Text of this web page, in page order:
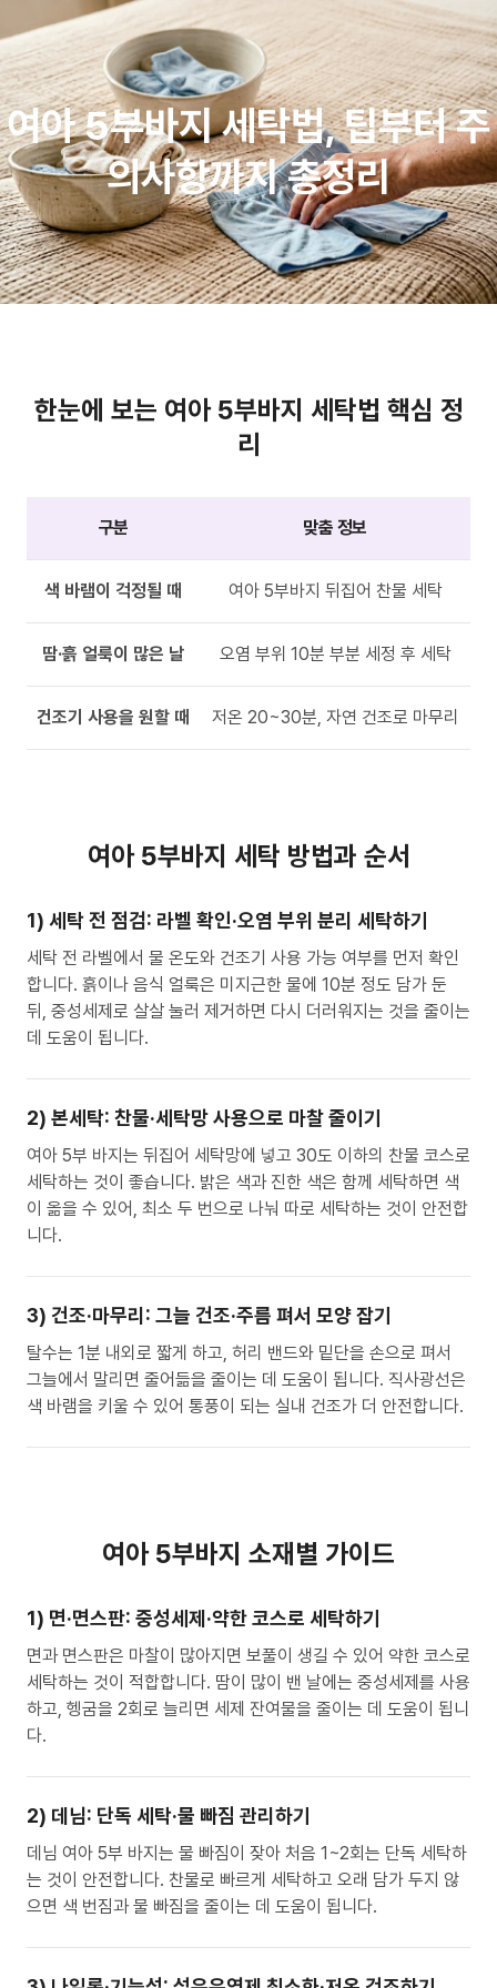
여아 5부바지 세탁법, 팁부터 주
의사항까지 총정리
한눈에 보는 여아 5부바지 세탁법 핵심 정
리
구분 맞춤 정보
색 바램이 걱정될 때 여아 5부바지 뒤집어 찬물 세탁
땀·흙 얼룩이 많은 날 오염 부위 10분 부분 세정 후 세탁
건조기 사용을 원할 때 저온 20~30분, 자연 건조로 마무리
여아 5부바지 세탁 방법과 순서
1) 세탁 전 점검: 라벨 확인·오염 부위 분리 세탁하기
세탁 전 라벨에서 물 온도와 건조기 사용 가능 여부를 먼저 확인
합니다. 흙이나 음식 얼룩은 미지근한 물에 10분 정도 담가 둔
뒤, 중성세제로 살살 눌러 제거하면 다시 더러워지는 것을 줄이는
데 도움이 됩니다.
2) 본세탁: 찬물·세탁망 사용으로 마찰 줄이기
여아 5부 바지는 뒤집어 세탁망에 넣고 30도 이하의 찬물 코스로
세탁하는 것이 좋습니다. 밝은 색과 진한 색은 함께 세탁하면 색
이 옮을 수 있어, 최소 두 번으로 나눠 따로 세탁하는 것이 안전합
니다.
3) 건조·마무리: 그늘 건조·주름 펴서 모양 잡기
탈수는 1분 내외로 짧게 하고, 허리 밴드와 밑단을 손으로 펴서
그늘에서 말리면 줄어듦을 줄이는 데 도움이 됩니다. 직사광선은
색 바램을 키울 수 있어 통풍이 되는 실내 건조가 더 안전합니다.
여아 5부바지 소재별 가이드
1) 면·면스판: 중성세제·약한 코스로 세탁하기
면과 면스판은 마찰이 많아지면 보풀이 생길 수 있어 약한 코스로
세탁하는 것이 적합합니다. 땀이 많이 밴 날에는 중성세제를 사용
하고, 헹굼을 2회로 늘리면 세제 잔여물을 줄이는 데 도움이 됩니
다.
2) 데님: 단독 세탁·물 빠짐 관리하기
데님 여아 5부 바지는 물 빠짐이 잦아 처음 1~2회는 단독 세탁하
는 것이 안전합니다. 찬물로 빠르게 세탁하고 오래 담가 두지 않
으면 색 번짐과 물 빠짐을 줄이는 데 도움이 됩니다.